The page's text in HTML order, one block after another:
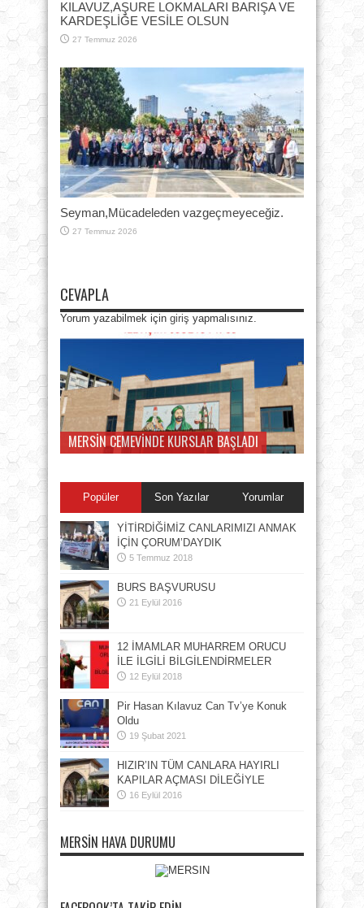
KILAVUZ,AŞURE LOKMALARI BARIŞA VE
KARDEŞLİĞE VESİLE OLSUN
27 Temmuz 2026
Seyman,Mücadeleden vazgeçmeyeceğiz.
27 Temmuz 2026
CEVAPLA
Yorum yazabilmek için giriş yapmalısınız.
MERSİN CEMEVİNDE KURSLAR BAŞLADI
Popüler Son Yazılar Yorumlar
YİTİRDİĞİMİZ CANLARIMIZI ANMAK
İÇİN ÇORUM’DAYDIK
5 Temmuz 2018
BURS BAŞVURUSU
21 Eylül 2016
12 İMAMLAR MUHARREM ORUCU
İLE İLGİLİ BİLGİLENDİRMELER
12 Eylül 2018
Pir Hasan Kılavuz Can Tv’ye Konuk
Oldu
19 Şubat 2021
HIZIR’IN TÜM CANLARA HAYIRLI
KAPILAR AÇMASI DİLEĞİYLE
16 Eylül 2016
MERSIN HAVA DURUMU